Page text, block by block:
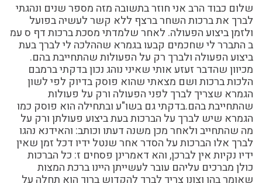
שלום כבוד הרב אני חוזר בתשובה מזה מספר שנים ונהגתי
לברך את ברכות השחר ברצף ללא קשר לעשיה בפועל
ולזמן ביצוע הפעולה. לאחר שלמדתי מסכת ברכות דף ס עמ
ב התברר לי שחכמים קבעו בגמרא שההלכה לי לברך בעת
ביצוע הפעולה ולברך רק על הפעולות שהתחייבת בהם.
מכיוון שהדבר זעזע אותי שאיני נוהג נכון בדקתי ברמבם
הלכות ברכות ושם מצאתי שהוא פוסק בדיוק לפי לשון
הגמרא שצריך לברך לפני הפעולה ורק על פעולות
שהתחייבת בהם.בדקתי גם בשו"ע ובתחילה הוא פוסק כמו
הגמרא שיש לברך על הברכות בעת ביצוע פעולתן ורק על
מה שהתחייב ולאחר מכן משנה דעתו וכותב: והאידנא נהגו
לברך אלו הברכות על הסדר אחר שנטל ידיו דכל זמן שאין
ידיו נקיות אין לברכן, והא דאמרינן פסחים ז: כל הברכות
כולן מברכים עליהם עובר לעשייתן היינו ברכת המצות
שאומר בהן וצונו צריך לברך להקדוש ברוך הוא תחלה על